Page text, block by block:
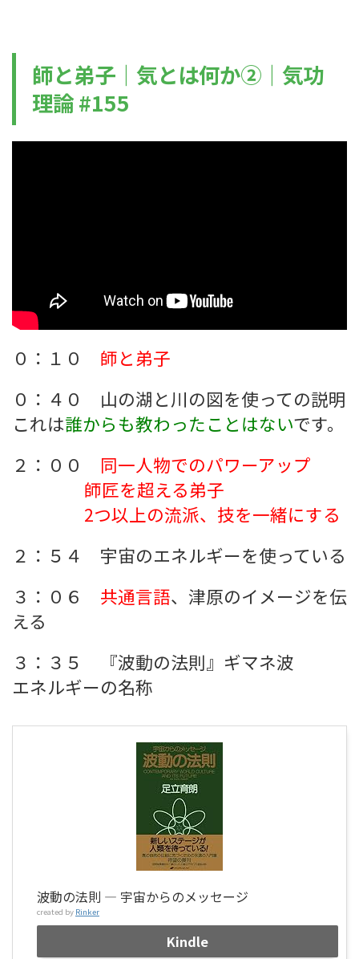
師と弟子｜気とは何か②｜気功
理論 #155
０：１０ 師と弟子
０：４０ 山の湖と川の図を使っての説明
これは誰からも教わったことはないです。
２：００ 同一人物でのパワーアップ
師匠を超える弟子
2つ以上の流派、技を一緒にする
２：５４ 宇宙のエネルギーを使っている
３：０６ 共通言語、津原のイメージを伝
える
３：３５ 『波動の法則』ギマネ波
エネルギーの名称
波動の法則 ― 宇宙からのメッセージ
created by Rinker
Kindle